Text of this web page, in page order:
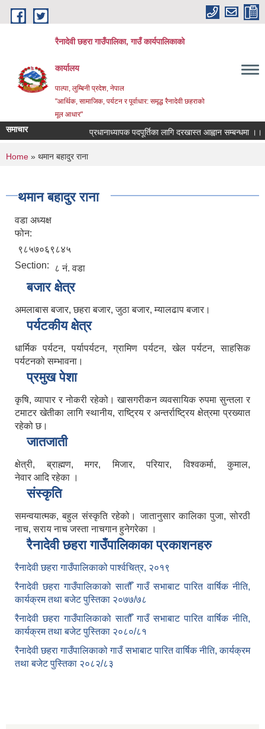
Skip to main content
रैनादेवी छहरा गाउँपालिका, गाउँ कार्यपालिकाको
कार्यालय
पाल्पा, लुम्बिनी प्रदेश, नेपाल
"आर्थिक, सामाजिक, पर्यटन र पूर्वाधार: समृद्ध रैनादेवी छहराको
मूल आधार"
समाचार प्रधानाध्यापक पदपूर्तिका लागि दरखास्त आह्वान सम्बन्धमा ।।।
You are here
Home » थमान बहादुर राना
थमान बहादुर राना
वडा अध्यक्ष
फोन:
९८५७०६९८४५
Section:
८ नं. वडा
बजार क्षेत्र
अमलाबास बजार, छहरा बजार, जुठा बजार, म्यालढाप बजार।
पर्यटकीय क्षेत्र
धार्मिक पर्यटन, पर्यापर्यटन, ग्रामिण पर्यटन, खेल पर्यटन, साहसिक
पर्यटनको सम्भावना।
प्रमुख पेशा
कृषि, व्यापार र नोकरी रहेको। खासगरीकन व्यवसायिक रुपमा सुन्तला र
टमाटर खेतीका लागि स्थानीय, राष्ट्रिय र अन्तर्राष्ट्रिय क्षेत्रमा प्रख्यात
रहेको छ।
जातजाती
क्षेत्री, ब्राह्मण, मगर, मिजार, परियार, विश्वकर्मा, कुमाल,
नेवार आदि रहेका ।
संस्कृति
समन्वयात्मक, बहुल संस्कृति रहेको। जातानुसार कालिका पुजा, सोरठी
नाच, सराय नाच जस्ता नाचगान हुनेगरेका ।
रैनादेवी छहरा गाउँपालिकाका प्रकाशनहरु
रैनादेवी छहरा गाउँपालिकाको पार्श्वचित्र, २०१९
रैनादेवी छहरा गाउँपालिकाको सातौँ गाउँ सभाबाट पारित वार्षिक नीति,
कार्यक्रम तथा बजेट पुस्तिका २०७७/७८
रैनादेवी छहरा गाउँपालिकाको सातौँ गाउँ सभाबाट पारित वार्षिक नीति,
कार्यक्रम तथा बजेट पुस्तिका २०८०/८१
रैनादेवी छहरा गाउँपालिकाको गाउँ सभाबाट पारित वार्षिक नीति, कार्यक्रम
तथा बजेट पुस्तिका २०८२/८३